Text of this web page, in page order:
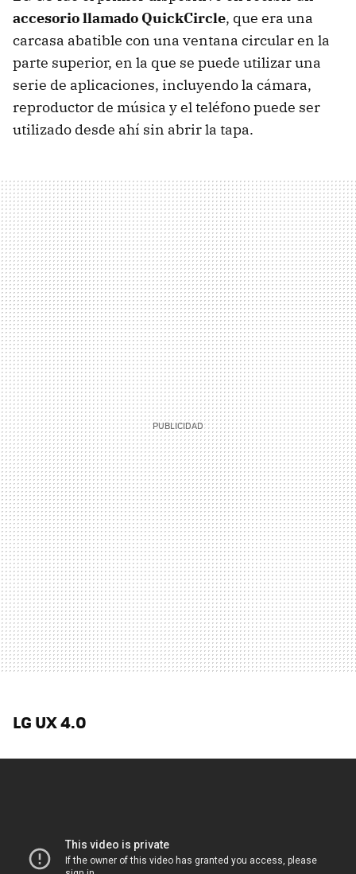
accesorio llamado QuickCircle, que era una
carcasa abatible con una ventana circular en la
parte superior, en la que se puede utilizar una
serie de aplicaciones, incluyendo la cámara,
reproductor de música y el teléfono puede ser
utilizado desde ahí sin abrir la tapa.
LG UX 4.0